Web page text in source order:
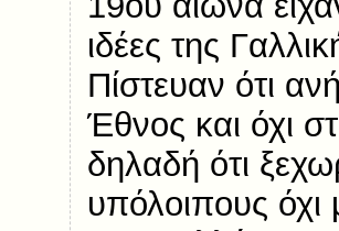
ιδέες της
Πίστευαν ότι
Έθνος και όχι
δηλαδή ότι
υπόλοιπους όχι